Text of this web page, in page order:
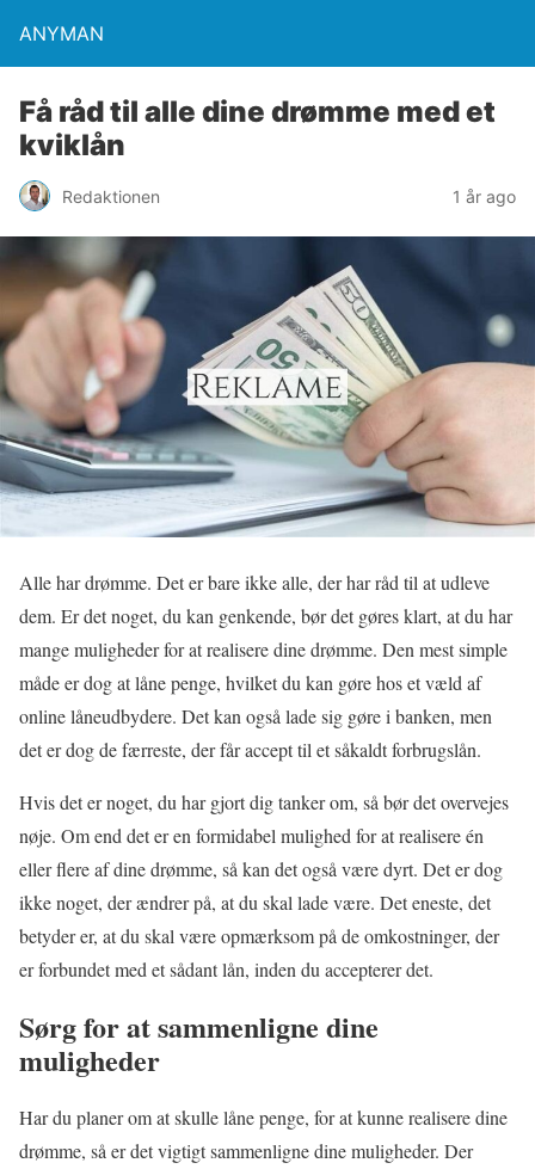
ANYMAN
Få råd til alle dine drømme med et
kviklån
Redaktionen 1 år ago
Alle har drømme. Det er bare ikke alle, der har råd til at udleve
dem. Er det noget, du kan genkende, bør det gøres klart, at du har
mange muligheder for at realisere dine drømme. Den mest simple
måde er dog at låne penge, hvilket du kan gøre hos et væld af
online låneudbydere. Det kan også lade sig gøre i banken, men
det er dog de færreste, der får accept til et såkaldt forbrugslån.
Hvis det er noget, du har gjort dig tanker om, så bør det overvejes
nøje. Om end det er en formidabel mulighed for at realisere én
eller flere af dine drømme, så kan det også være dyrt. Det er dog
ikke noget, der ændrer på, at du skal lade være. Det eneste, det
betyder er, at du skal være opmærksom på de omkostninger, der
er forbundet med et sådant lån, inden du accepterer det.
Sørg for at sammenligne dine
muligheder
Har du planer om at skulle låne penge, for at kunne realisere dine
drømme, så er det vigtigt sammenligne dine muligheder. Der